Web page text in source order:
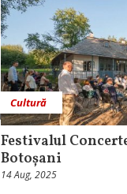
Cultură
Festivalul
Botoșani
14 Aug, 2025